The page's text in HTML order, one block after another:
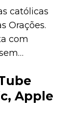
católicas
Orações.
com
Apple